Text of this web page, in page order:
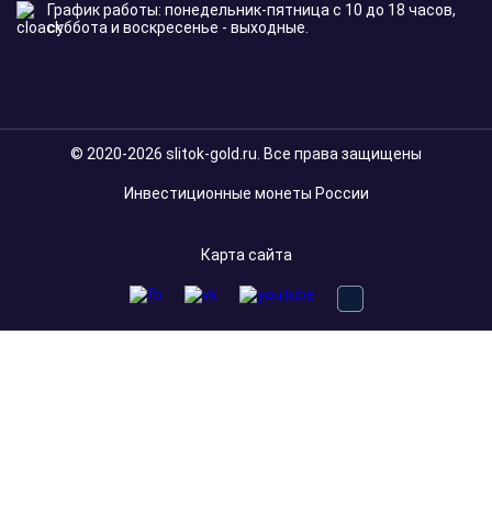
График работы: понедельник-пятница с 10 до 18 часов,
суббота и воскресенье - выходные.
© 2020-2026 slitok-gold.ru. Все права защищены
Инвестиционные монеты России
Карта сайта